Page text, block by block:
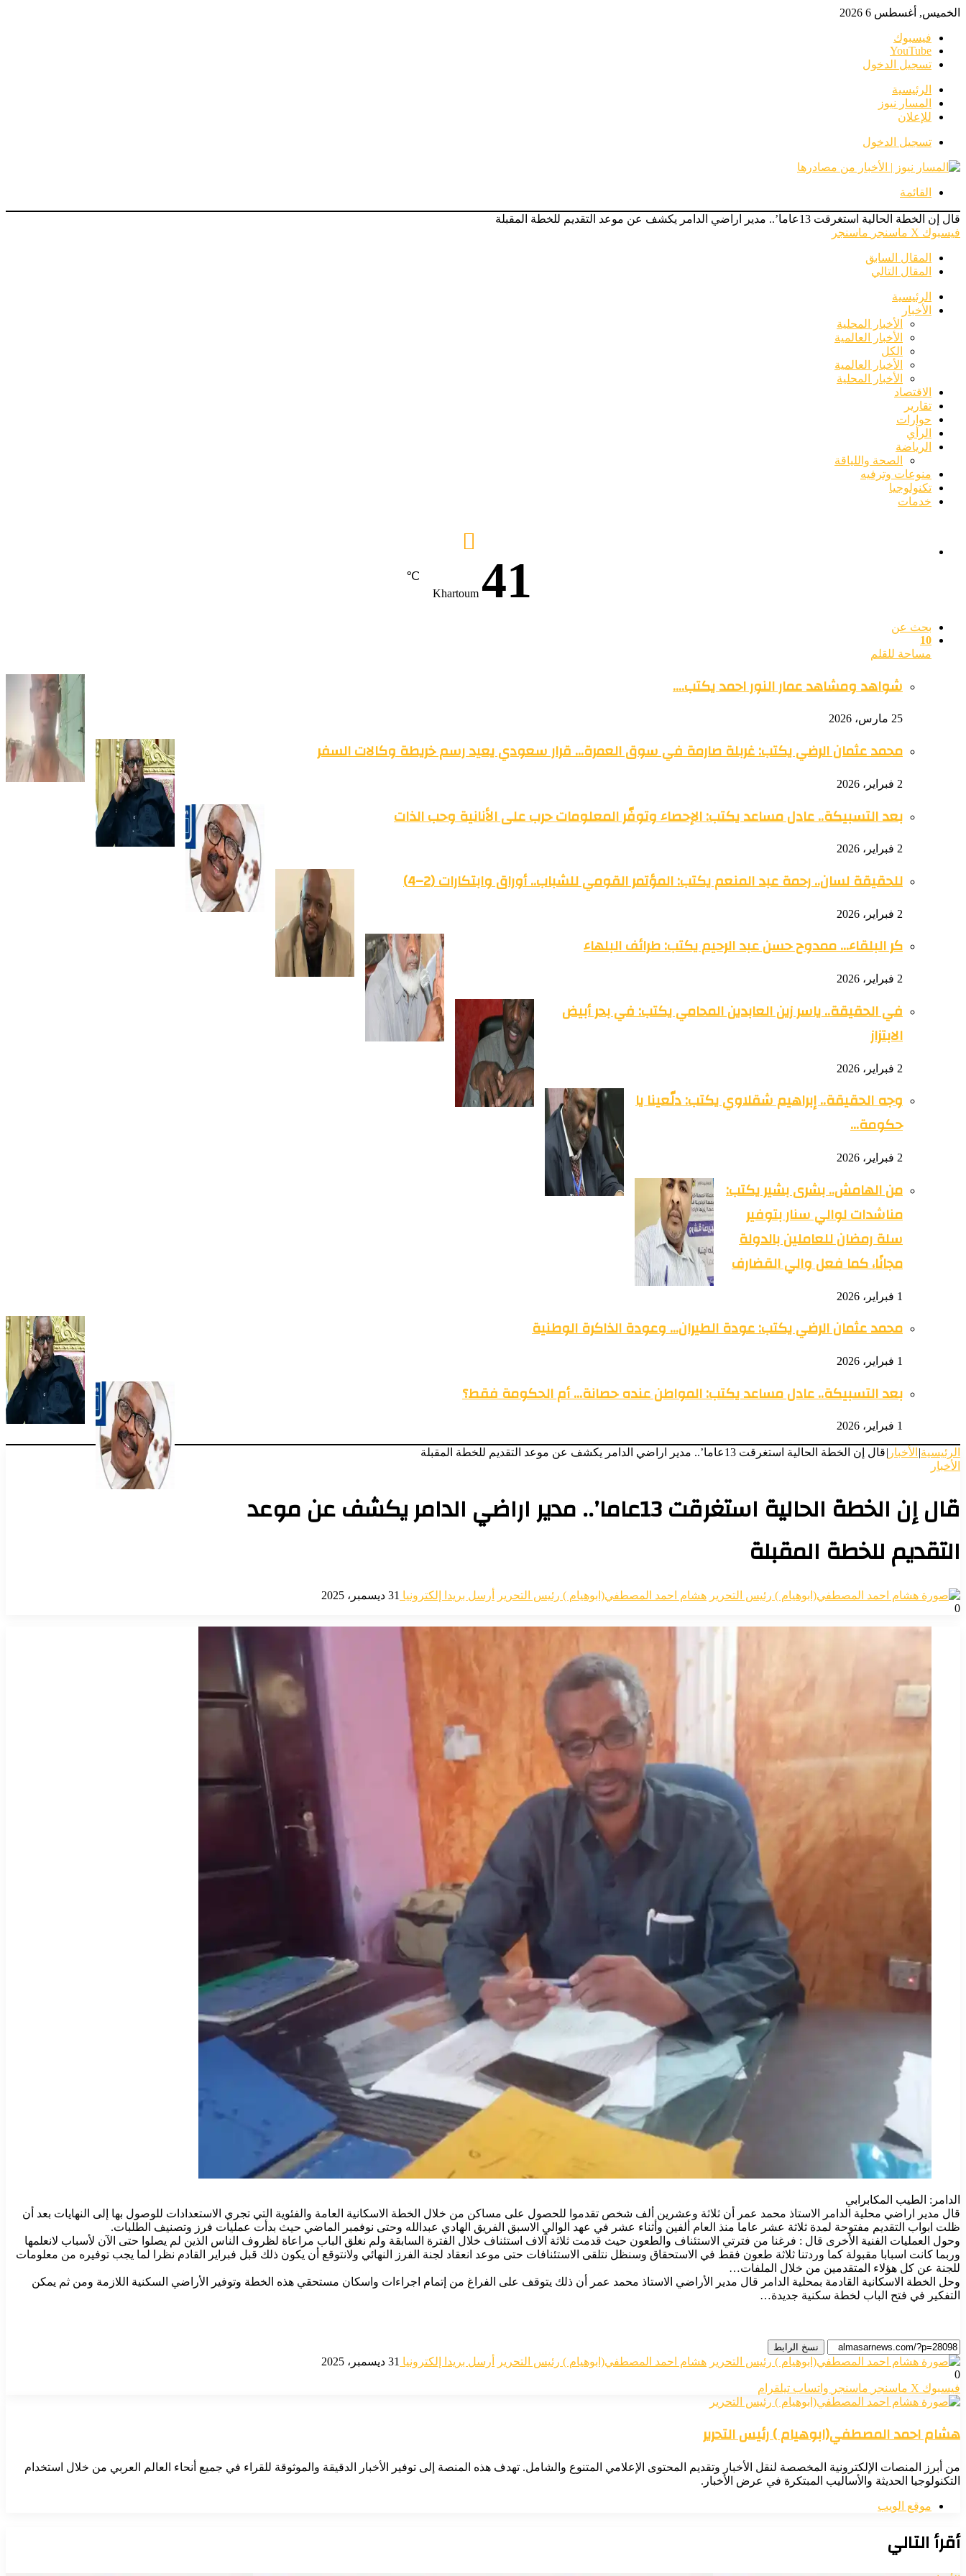
الخميس, أغسطس 6 2026
فيسبوك
‫YouTube
تسجيل الدخول
الرئيسية
المسار نيوز
للإعلان
تسجيل الدخول
القائمة
قال إن الخطة الحالية استغرقت 13عاما’.. مدير اراضي الدامر يكشف عن موعد التقديم للخطة المقبلة
فيسبوك ‫X ماسنجر ماسنجر
المقال السابق
المقال التالي
الرئيسية
الأخبار
الأخبار المحلية
الأخبار العالمية
الكل
الأخبار العالمية
الأخبار المحلية
الاقتصاد
تقارير
حوارات
الرأي
الرياضة
الصحة واللياقة
منوعات وترفيه
تكنولوجيا
خدمات
Khartoum 41
℃
بحث عن
10
مساحة للقلم
شواهد ومشاهد عمار النور احمد يكتب….
25 مارس، 2026
محمد عثمان الرضي يكتب: غربلة صارمة في سوق العمرة… قرار سعودي يعيد رسم خريطة وكالات السفر
2 فبراير، 2026
بعد التسبيكة.. عادل مساعد يكتب: الإحصاء وتوفّر المعلومات حرب على الأنانية وحب الذات
2 فبراير، 2026
للحقيقة لسان.. رحمة عبد المنعم يكتب: المؤتمر القومي للشباب.. أوراق وابتكارات (2–4)
2 فبراير، 2026
كر البلقاء… ممدوح حسن عبد الرحيم يكتب: طرائف البلهاء
2 فبراير، 2026
في الحقيقة.. ياسر زين العابدين المحامي يكتب: في بحر أبيض
الابتزاز
2 فبراير، 2026
وجه الحقيقة.. إبراهيم شقلاوي يكتب: دلّعينا يا
حكومة…
2 فبراير، 2026
من الهامش.. بشرى بشير يكتب:
مناشدات لوالي سنار بتوفير
سلة رمضان للعاملين بالدولة
مجانًا، كما فعل والي القضارف
1 فبراير، 2026
محمد عثمان الرضي يكتب: عودة الطيران… وعودة الذاكرة الوطنية
1 فبراير، 2026
بعد التسبيكة.. عادل مساعد يكتب: المواطن عنده حصانة… أم الحكومة فقط؟
1 فبراير، 2026
الرئيسية| الأخبار |قال إن الخطة الحالية استغرقت 13عاما’.. مدير اراضي الدامر يكشف عن موعد التقديم للخطة المقبلة
الأخبار
قال إن الخطة الحالية استغرقت 13عاما’.. مدير اراضي الدامر يكشف عن موعد
التقديم للخطة المقبلة
هشام احمد المصطفي(ابوهيام ) رئيس التحرير أرسل بريدا إلكترونيا 31 ديسمبر، 2025
0
الدامر: الطيب المكابرابي
قال مدير اراضي محلية الدامر الاستاذ محمد عمر أن ثلاثة وعشرين ألف شخص تقدموا للحصول على مساكن من خلال الخطة الاسكانية العامة والفئوية التي تجري الاستعدادات للوصول بها إلى النهايات بعد أن
ظلت ابواب التقديم مفتوحة لمدة ثلاثة عشر عاما منذ العام ألفين وأثناء عشر في عهد الوالي الاسبق الفريق الهادي عبدالله وحتى نوفمبر الماضي حيث بدأت عمليات فرز وتصنيف الطلبات.
وحول العمليات الفنية الأخرى قال : فرغنا من فترتي الاستئناف والطعون حيث قدمت ثلاثة آلاف استئناف خلال الفترة السابقة ولم نغلق الباب مراعاة لظروف الناس الذين لم يصلوا حتى الآن لأسباب لانعلمها
وربما كانت اسبابا مقبولة كما وردتنا ثلاثة طعون فقط في الاستحقاق وسنظل نتلقى الاستئنافات حتى موعد انعقاد لجنة الفرز النهائي ولانتوقع أن يكون ذلك قبل فبراير القادم نظرا لما يجب توفيره من معلومات
للجنة عن كل هؤلاء المتقدمين من خلال الملفات…
وحل الخطة الاسكانية القادمة بمحلية الدامر قال مدير الأراضي الاستاذ محمد عمر أن ذلك يتوقف على الفراغ من إتمام اجراءات واسكان مستحقي هذه الخطة وتوفير الأراضي السكنية اللازمة ومن ثم يمكن
التفكير في فتح الباب لخطة سكنية جديدة…
نسخ الرابط
هشام احمد المصطفي(ابوهيام ) رئيس التحرير أرسل بريدا إلكترونيا 31 ديسمبر، 2025
0
فيسبوك ‫X ماسنجر ماسنجر واتساب تيلقرام
هشام احمد المصطفي(ابوهيام ) رئيس التحرير
من أبرز المنصات الإلكترونية المخصصة لنقل الأخبار وتقديم المحتوى الإعلامي المتنوع والشامل. تهدف هذه المنصة إلى توفير الأخبار الدقيقة والموثوقة للقراء في جميع أنحاء العالم العربي من خلال استخدام
التكنولوجيا الحديثة والأساليب المبتكرة في عرض الأخبار.
موقع الويب
أقرأ التالي